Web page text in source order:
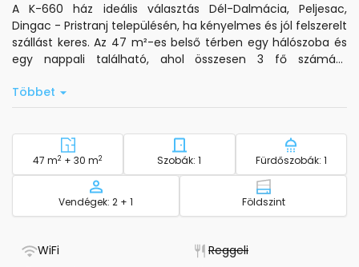
A K-660 ház ideális választás Dél-Dalmácia, Peljesac,
Dingac - Pristranj településén, ha kényelmes és jól felszerelt
szállást keres. Az 47 m²-es belső térben egy hálószoba és
egy nappali található, ahol összesen 3 fő számára
mind a nappaliban elérhető, és az ár tartalmazza.
tökéletes helyszín a pihenéshez. A vendégek számára
standard wi-fi, műholdas TV, mosógép, vasaló,
vasalódeszka, hajszárító, ágynemű, fürdőszobai törölközők
és piperecikkek is rendelkezésre állnak. A konyha alapvető
konyhai eszközökkel, elektromos vízforralóval és
valamint jakuzzi is igénybe vehető.
Többet
Terület - szállás
47 m2 + 30 m2 Hálószobák száma - szállás
Szobák: 1 Fürdőszobák: 1
Kapacitás
Vendégek: 2 + 1 Emelet -
Földszint
WiFi Reggeli- Nem elérhető